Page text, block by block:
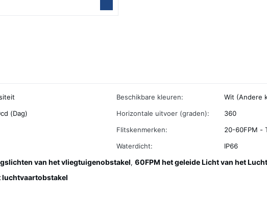
Beschikbare kleuren:
Wit (Andere
(Dag) Horizontale uitvoer (graden):
360
Flitskenmerken:
20-60FPM -
Waterdicht:
IP66
van het vliegtuigenobstakel, 60FPM het geleide Licht van het
luchtvaartobstakel